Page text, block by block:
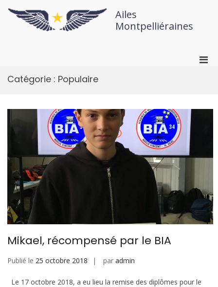
Ailes
Montpelliéraines
Catégorie : Populaire
Mikael, récompensé par le BIA
Publié le 25 octobre 2018 par admin
Le 17 octobre 2018, a eu lieu la remise des diplômes pour le